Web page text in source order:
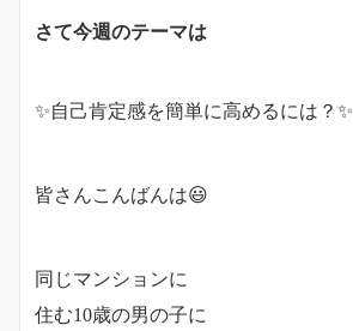
さて今週のテーマは
✨自己肯定感を簡単に高めるには？✨
皆さんこんばんは😃
同じマンションに
住む10歳の男の子に